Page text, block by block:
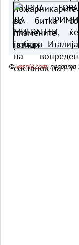
©vesnik.com, правата